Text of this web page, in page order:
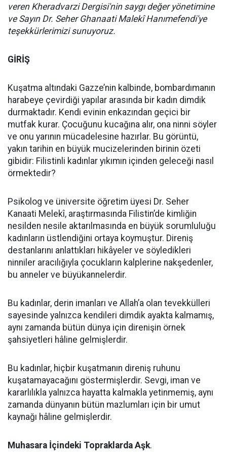
veren Kheradvarzi Dergisi'nin saygı değer yönetimine
ve Sayın Dr. Seher Ghanaati Malekî Hanımefendi'ye
teşekkürlerimizi sunuyoruz.
GİRİŞ
Kuşatma altındaki Gazze’nin kalbinde, bombardımanın
harabeye çevirdiği yapılar arasında bir kadın dimdik
durmaktadır. Kendi evinin enkazından geçici bir
mutfak kurar. Çocuğunu kucağına alır, ona ninni söyler
ve onu yarının mücadelesine hazırlar. Bu görüntü,
yakın tarihin en büyük mucizelerinden birinin özeti
gibidir: Filistinli kadınlar yıkımın içinden geleceği nasıl
örmektedir?
Psikolog ve üniversite öğretim üyesi Dr. Seher
Kanaati Melekî, araştırmasında Filistin’de kimliğin
nesilden nesile aktarılmasında en büyük sorumluluğu
kadınların üstlendiğini ortaya koymuştur. Direniş
destanlarını anlattıkları hikâyeler ve söyledikleri
ninniler aracılığıyla çocukların kalplerine nakşedenler,
bu anneler ve büyükannelerdir.
Bu kadınlar, derin imanları ve Allah’a olan tevekkülleri
sayesinde yalnızca kendileri dimdik ayakta kalmamış,
aynı zamanda bütün dünya için direnişin örnek
şahsiyetleri hâline gelmişlerdir.
Bu kadınlar, hiçbir kuşatmanın direniş ruhunu
kuşatamayacağını göstermişlerdir. Sevgi, iman ve
kararlılıkla yalnızca hayatta kalmakla yetinmemiş, aynı
zamanda dünyanın bütün mazlumları için bir umut
kaynağı hâline gelmişlerdir.
Muhasara İçindeki Topraklarda Aşk.